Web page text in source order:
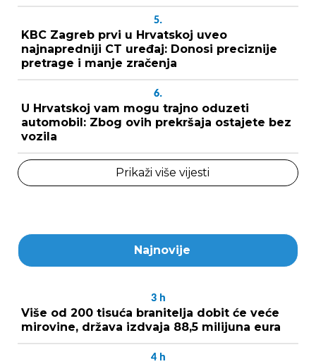
5.
KBC Zagreb prvi u Hrvatskoj uveo
najnapredniji CT uređaj: Donosi preciznije
pretrage i manje zračenja
6.
U Hrvatskoj vam mogu trajno oduzeti
automobil: Zbog ovih prekršaja ostajete bez
vozila
Prikaži više vijesti
Najnovije
3 h
Više od 200 tisuća branitelja dobit će veće
mirovine, država izdvaja 88,5 milijuna eura
4 h